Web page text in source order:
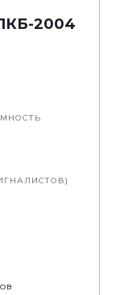
2004